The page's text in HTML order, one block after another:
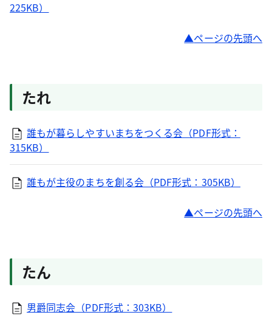
225KB）
ページの先頭へ
たれ
誰もが暮らしやすいまちをつくる会（PDF形式：
315KB）
誰もが主役のまちを創る会（PDF形式：305KB）
ページの先頭へ
たん
男爵同志会（PDF形式：303KB）